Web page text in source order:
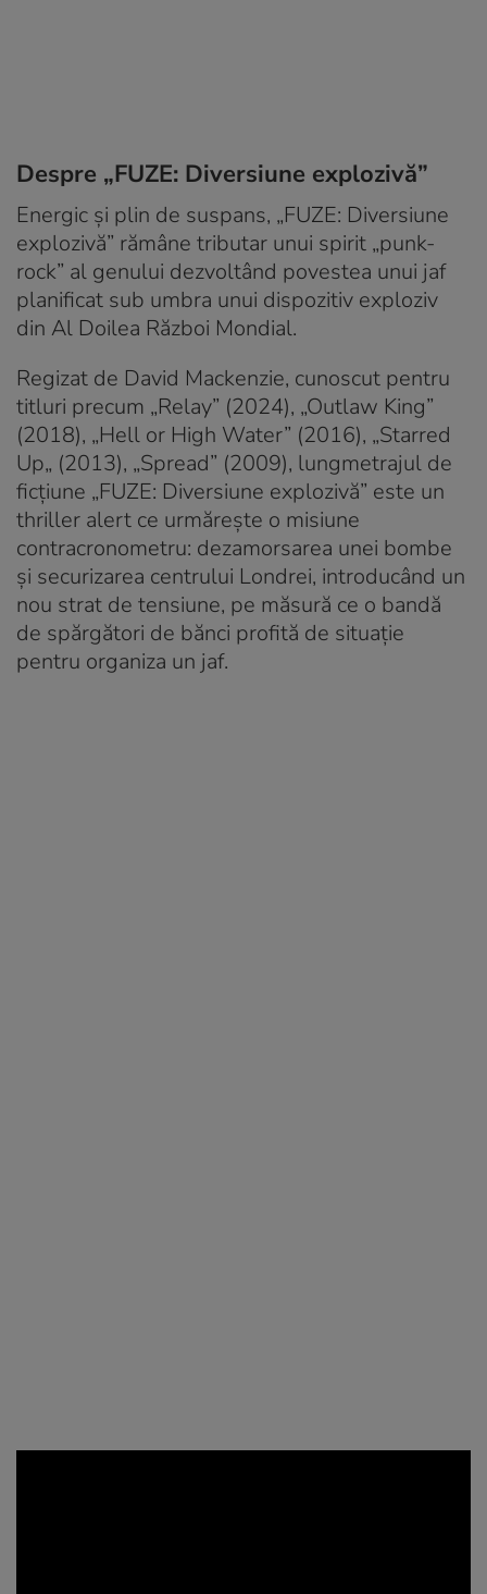
Despre „FUZE: Diversiune explozivă”
Energic și plin de suspans, „FUZE: Diversiune
explozivă” rămâne tributar unui spirit „punk-
rock” al genului dezvoltând povestea unui jaf
planificat sub umbra unui dispozitiv exploziv
din Al Doilea Război Mondial.
Regizat de David Mackenzie, cunoscut pentru
titluri precum „Relay” (2024), „Outlaw King”
(2018), „Hell or High Water” (2016), „Starred
Up„ (2013), „Spread” (2009), lungmetrajul de
ficțiune „FUZE: Diversiune explozivă” este un
thriller alert ce urmărește o misiune
contracronometru: dezamorsarea unei bombe
și securizarea centrului Londrei, introducând un
nou strat de tensiune, pe măsură ce o bandă
de spărgători de bănci profită de situație
pentru organiza un jaf.